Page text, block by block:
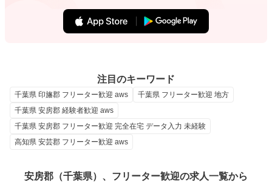
注目のキーワード
千葉県 印旛郡 フリーター歓迎 aws
千葉県 フリーター歓迎 地方
千葉県 安房郡 経験者歓迎 aws
千葉県 安房郡 フリーター歓迎 完全在宅 データ入力 未経験
高知県 安芸郡 フリーター歓迎 aws
安房郡（千葉県）、フリーター歓迎の求人一覧から